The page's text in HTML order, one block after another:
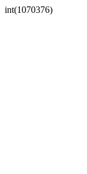
int(1070376)